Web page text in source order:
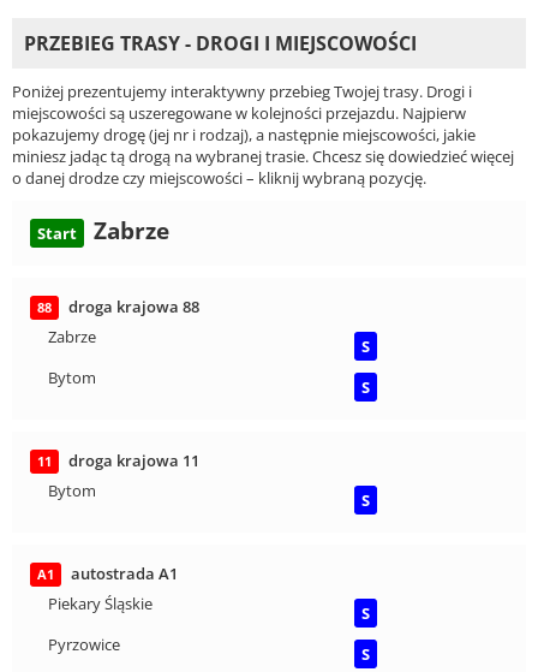
PRZEBIEG TRASY - DROGI I MIEJSCOWOŚCI
Poniżej prezentujemy interaktywny przebieg Twojej trasy. Drogi i
miejscowości są uszeregowane w kolejności przejazdu. Najpierw
pokazujemy drogę (jej nr i rodzaj), a następnie miejscowości, jakie
miniesz jadąc tą drogą na wybranej trasie. Chcesz się dowiedzieć więcej
o danej drodze czy miejscowości – kliknij wybraną pozycję.
Start Zabrze
88
droga krajowa 88
Zabrze
S
Bytom
S
11
droga krajowa 11
Bytom
S
A1
autostrada A1
Piekary Śląskie
S
Pyrzowice
S